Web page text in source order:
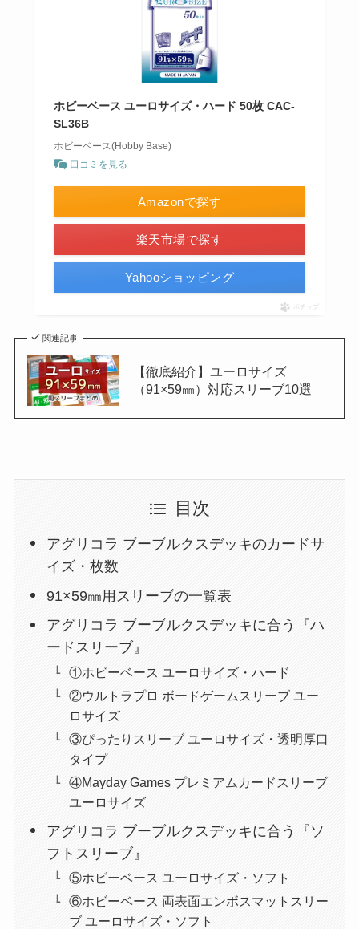
ホビーベース ユーロサイズ・ハード 50枚 CAC-
SL36B
ホビーベース(Hobby Base)
口コミを見る
Amazonで探す
楽天市場で探す
Yahooショッピング
ポチップ
関連記事
【徹底紹介】ユーロサイズ
（91×59㎜）対応スリーブ10選
目次
アグリコラ ブーブルクスデッキのカードサ
イズ・枚数
91×59㎜用スリーブの一覧表
アグリコラ ブーブルクスデッキに合う『ハ
ードスリーブ』
①ホビーベース ユーロサイズ・ハード
②ウルトラプロ ボードゲームスリーブ ユー
ロサイズ
③ぴったりスリーブ ユーロサイズ・透明厚口
タイプ
④Mayday Games プレミアムカードスリーブ
ユーロサイズ
アグリコラ ブーブルクスデッキに合う『ソ
フトスリーブ』
⑤ホビーベース ユーロサイズ・ソフト
⑥ホビーベース 両表面エンボスマットスリー
ブ ユーロサイズ・ソフト